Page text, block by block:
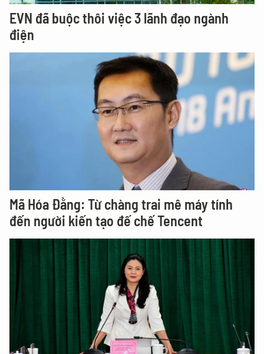
EVN đã buộc thôi việc 3 lãnh đạo ngành
điện
Mã Hóa Đằng: Từ chàng trai mê máy tính
đến người kiến tạo đế chế Tencent